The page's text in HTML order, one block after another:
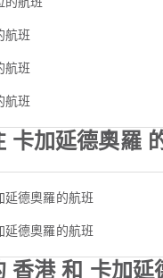
航班
航班
航班
卡加延德奧羅
延德奧羅的航班
延德奧羅的航班
香港 和 卡加延